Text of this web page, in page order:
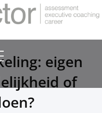
eigen
of